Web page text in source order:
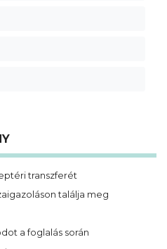
transzferét
találja meg
a foglalás során